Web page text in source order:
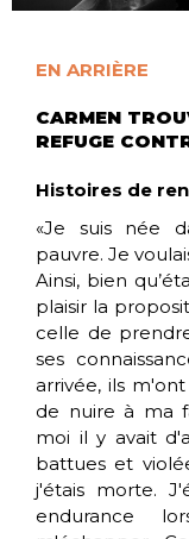
EN ARRIÈRE
CARMEN
REFUGE
Histoires de
«Je suis née
pauvre. Je
Ainsi, bien
plaisir la
celle de
ses
arrivée, ils
de nuire à ma
moi il y avait
battues et
j'étais morte.
endurance